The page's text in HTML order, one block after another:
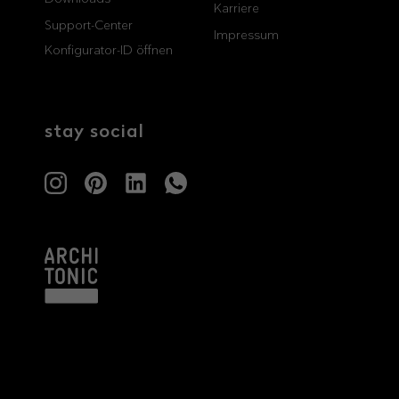
professionals showrooms
Support-Center
Konfigurator-ID öffnen
Karriere
Impressum
stay social